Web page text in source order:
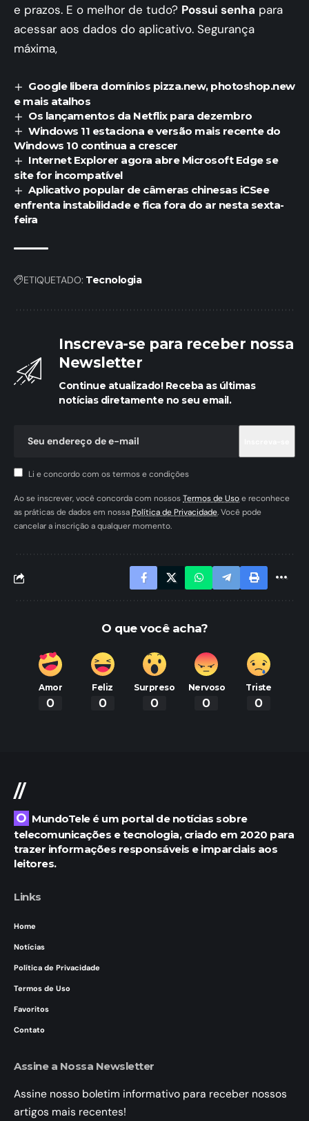
e prazos. E o melhor de tudo? Possui senha para
acessar aos dados do aplicativo. Segurança
máxima,
Google libera domínios pizza.new, photoshop.new
e mais atalhos
Os lançamentos da Netflix para dezembro
Windows 11 estaciona e versão mais recente do
Windows 10 continua a crescer
Internet Explorer agora abre Microsoft Edge se
site for incompatível
Aplicativo popular de câmeras chinesas iCSee
enfrenta instabilidade e fica fora do ar nesta sexta-
feira
ETIQUETADO: Tecnologia
Inscreva-se para receber nossa
Newsletter
Continue atualizado! Receba as últimas
notícias diretamente no seu email.
Li e concordo com os termos e condições
Ao se inscrever, você concorda com nossosTermos de Usoe reconhece
as práticas de dados em nossaPolítica de Privacidade. Você pode
cancelar a inscrição a qualquer momento.
O que você acha?
Amor
0
Feliz
0
Surpreso
0
Nervoso
0
Triste
0
//
O MundoTele é um portal de notícias sobre
telecomunicações e tecnologia, criado em 2020 para
trazer informações responsáveis e imparciais aos
leitores.
Links
Home
Notícias
Política de Privacidade
Termos de Uso
Favoritos
Contato
Assine a Nossa Newsletter
Assine nosso boletim informativo para receber nossos
artigos mais recentes!